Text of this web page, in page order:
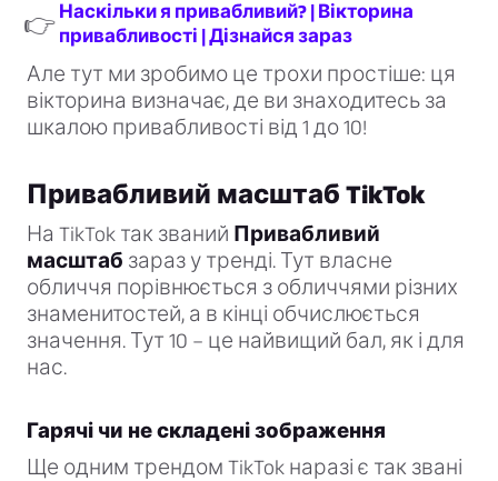
👉 Наскільки я привабливий? | Вікторина
привабливості | Дізнайся зараз
Але тут ми зробимо це трохи простіше: ця
вікторина визначає, де ви знаходитесь за
шкалою привабливості від 1 до 10!
Привабливий масштаб TikTok
На TikTok так званий Привабливий
масштаб зараз у тренді. Тут власне
обличчя порівнюється з обличчями різних
знаменитостей, а в кінці обчислюється
значення. Тут 10 – це найвищий бал, як і для
нас.
Гарячі чи не складені зображення
Ще одним трендом TikTok наразі є так звані